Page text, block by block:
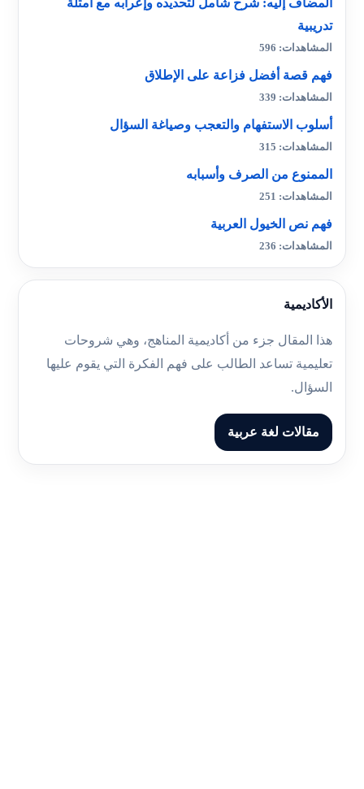
المضاف إليه: شرح شامل لتحديده وإعرابه مع أمثلة
تدريبية
المشاهدات: 596
فهم قصة أفضل فزاعة على الإطلاق
المشاهدات: 339
أسلوب الاستفهام والتعجب وصياغة السؤال
المشاهدات: 315
الممنوع من الصرف وأسبابه
المشاهدات: 251
فهم نص الخيول العربية
المشاهدات: 236
الأكاديمية
هذا المقال جزء من أكاديمية المناهج، وهي شروحات
تعليمية تساعد الطالب على فهم الفكرة التي يقوم عليها
السؤال.
مقالات لغة عربية